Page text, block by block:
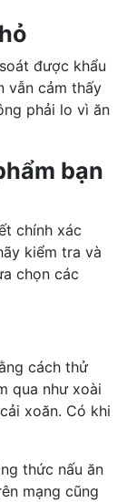
được khẩu
vẫn cảm thấy
phải lo vì ăn
bạn
chính xác
kiểm tra và
chọn các
cách thử
qua như xoài
xoăn. Có khi
thức nấu ăn
mạng cũng